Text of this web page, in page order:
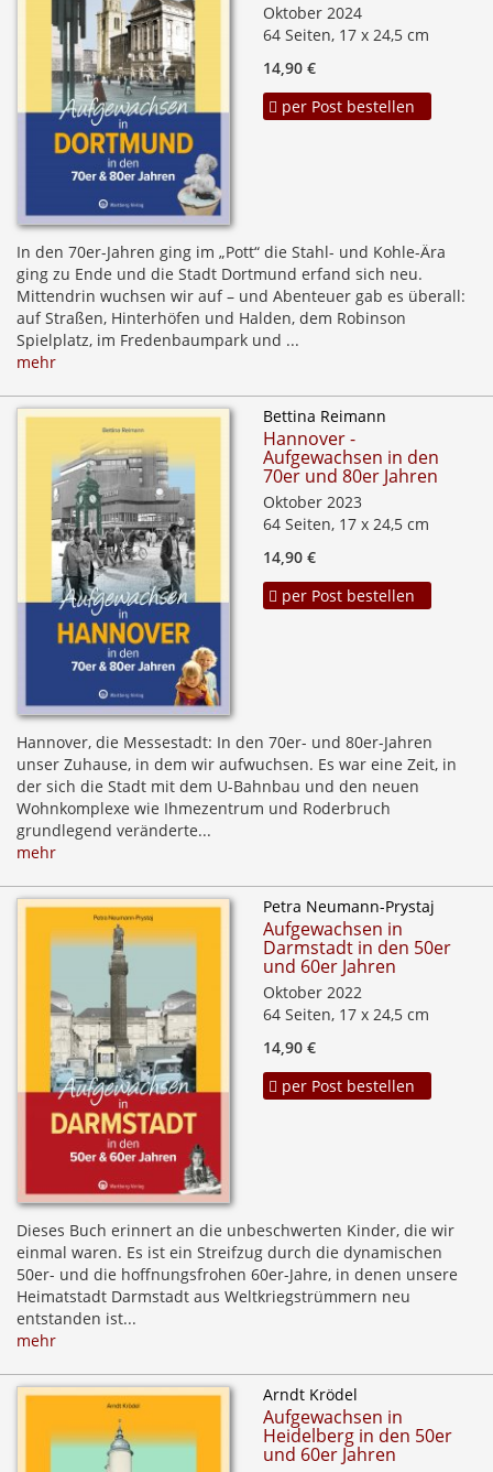
Oktober 2024
64 Seiten, 17 x 24,5 cm
14,90 €
per Post bestellen
In den 70er-Jahren ging im „Pott“ die Stahl- und Kohle-Ära
ging zu Ende und die Stadt Dortmund erfand sich neu.
Mittendrin wuchsen wir auf – und Abenteuer gab es überall:
auf Straßen, Hinterhöfen und Halden, dem Robinson
Spielplatz, im Fredenbaumpark und ...
mehr
Bettina Reimann
Hannover -
Aufgewachsen in den
70er und 80er Jahren
Oktober 2023
64 Seiten, 17 x 24,5 cm
14,90 €
per Post bestellen
Hannover, die Messestadt: In den 70er- und 80er-Jahren
unser Zuhause, in dem wir aufwuchsen. Es war eine Zeit, in
der sich die Stadt mit dem U-Bahnbau und den neuen
Wohnkomplexe wie Ihmezentrum und Roderbruch
grundlegend veränderte...
mehr
Petra Neumann-Prystaj
Aufgewachsen in
Darmstadt in den 50er
und 60er Jahren
Oktober 2022
64 Seiten, 17 x 24,5 cm
14,90 €
per Post bestellen
Dieses Buch erinnert an die unbeschwerten Kinder, die wir
einmal waren. Es ist ein Streifzug durch die dynamischen
50er- und die hoffnungsfrohen 60er-Jahre, in denen unsere
Heimatstadt Darmstadt aus Weltkriegstrümmern neu
entstanden ist...
mehr
Arndt Krödel
Aufgewachsen in
Heidelberg in den 50er
und 60er Jahren